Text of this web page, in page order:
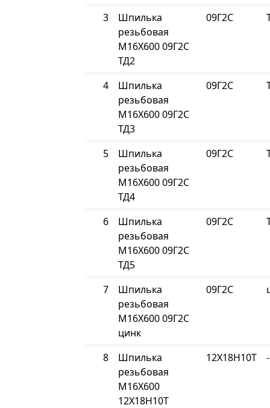
3
Шпилька
резьбовая
М16Х600 09Г2С
ТД2
09Г2С
4
Шпилька
резьбовая
М16Х600 09Г2С
ТД3
09Г2С
5
Шпилька
резьбовая
М16Х600 09Г2С
ТД4
09Г2С
6
Шпилька
резьбовая
М16Х600 09Г2С
ТД5
09Г2С
7
Шпилька
резьбовая
М16Х600 09Г2С
цинк
09Г2С
8
Шпилька
резьбовая
М16Х600
12Х18Н10Т
12Х18Н10Т -